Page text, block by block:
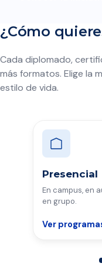
¿Cómo
Cada diplomado,
más formatos. Elige la
estilo de vida.
Presencial
En campus, en
en grupo.
Ver